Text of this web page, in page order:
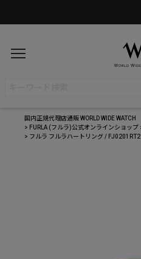
国内正規代理店通販 WORLD WIDE WATCH
FURLA (フルラ)公式オンラインショップ
フルラ フルラハートリング / FJ0201RT2